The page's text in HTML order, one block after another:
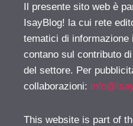
Il presente sito web è
IsayBlog! la cui rete
tematici di informazione
contano sul contributo
del settore. Per
collaborazioni:
This website is part of